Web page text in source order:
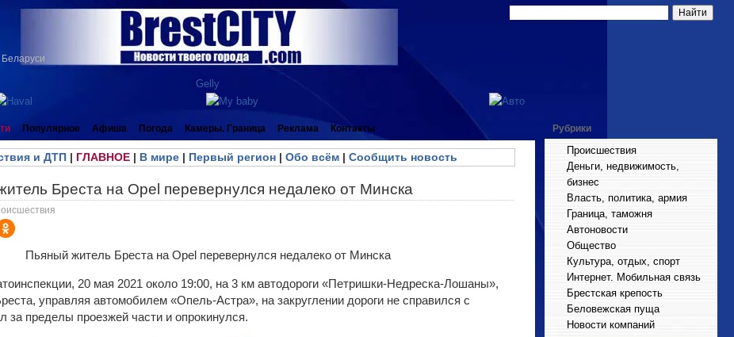
Популярное Афиша Погода Камеры. Граница Реклама Контакты
и ДТП| ГЛАВНОЕ| В мире| Первый регион| Обо всём| Сообщить новость
Бреста на Opel перевернулся недалеко от Минска
20 мая 2021 около 19:00, на 3 км автодороги «Петришки-Недреска-Лошаны»,
управляя автомобилем «Опель-Астра», на закруглении дороги не справился с
за пределы проезжей части и опрокинулся.
Рубрики
Происшествия
Деньги, недвижимость,
бизнес
Власть, политика, армия
Граница, таможня
Автоновости
Общество
Культура, отдых, спорт
Интернет. Мобильная связь
Брестская крепость
Беловежская пуща
Новости компаний